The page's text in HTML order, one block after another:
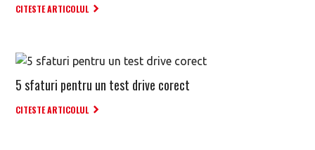
CITESTE ARTICOLUL
5 sfaturi pentru un test drive corect
CITESTE ARTICOLUL